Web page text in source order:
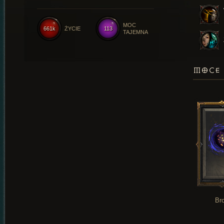
113
MOC
TAJEMNA
661k ŻYCIE